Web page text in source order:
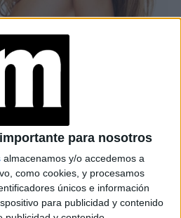
para nosotros
almacenamos y/o accedemos a
como cookies, y procesamos
únicos e información
para publicidad y contenido
SU NUEVA LÍNEA DE CUIDADO
DESNUDO